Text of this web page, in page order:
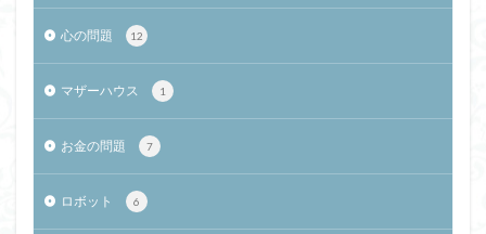
心の問題 12
マザーハウス 1
お金の問題 7
ロボット 6